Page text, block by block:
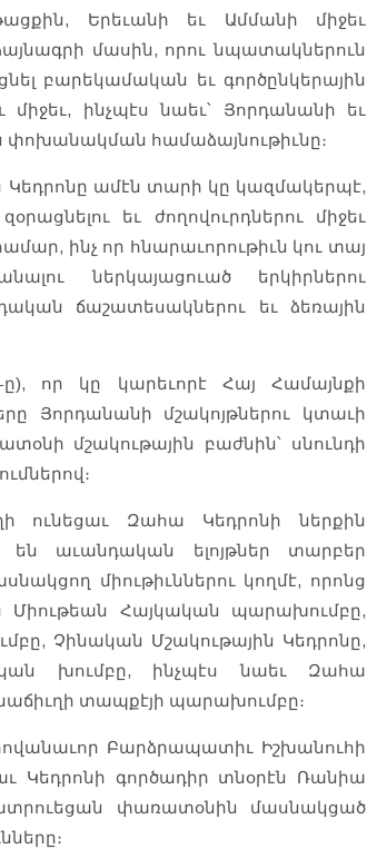
Երեւանի եւ Ամմանի միջեւ
մասին, որու նպատակներուն
բարեկամական եւ գործընկերային
միջեւ, ինչպէս նաեւ՝ Յորդանանի եւ
փոխանակման համաձայնութիւնը։
ամէն տարի կը կազմակերպէ,
եւ ժողովուրդներու միջեւ
ինչ որ հնարաւորութիւն կու տայ
ներկայացուած երկիրներու
ճաշատեսակներու եւ ձեռային
որ կը կարեւորէ Հայ Համայնքի
Յորդանանի մշակոյթներու կտաւի
մշակութային բաժնին՝ սնունդի
ունեցաւ Զահա Կեդրոնի ներքին
են աւանդական ելոյթներ տարբեր
միութիւններու կողմէ, որոնց
Միութեան Հայկական պարախումբը,
Չինական Մշակութային Կեդրոնը,
խումբը, ինչպէս նաեւ Զահա
տապքէյի պարախումբը։
Բարձրապատիւ Իշխանուհի
Կեդրոնի գործադիր տնօրէն Ռանիա
փառատօնին մասնակցած